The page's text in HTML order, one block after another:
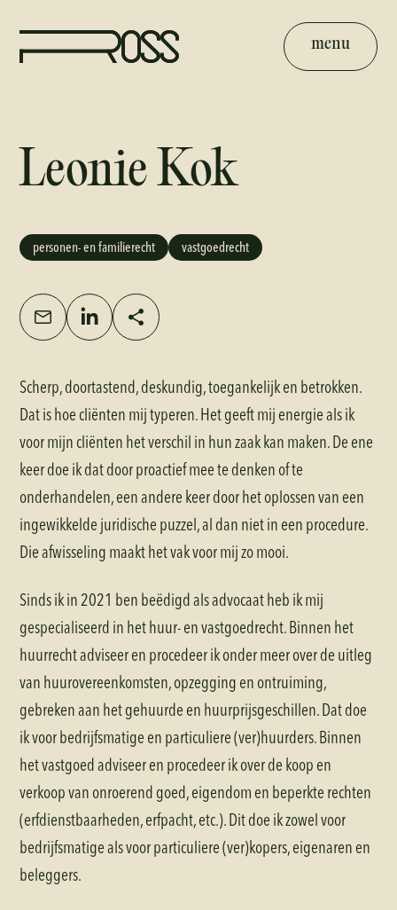
menu
Leonie Kok
personen- en familierecht vastgoedrecht
Scherp, doortastend, deskundig, toegankelijk en betrokken.
Dat is hoe cliënten mij typeren. Het geeft mij energie als ik
voor mijn cliënten het verschil in hun zaak kan maken. De ene
keer doe ik dat door proactief mee te denken of te
onderhandelen, een andere keer door het oplossen van een
ingewikkelde juridische puzzel, al dan niet in een procedure.
Die afwisseling maakt het vak voor mij zo mooi.
Sinds ik in 2021 ben beëdigd als advocaat heb ik mij
gespecialiseerd in het huur- en vastgoedrecht. Binnen het
huurrecht adviseer en procedeer ik onder meer over de uitleg
van huurovereenkomsten, opzegging en ontruiming,
gebreken aan het gehuurde en huurprijsgeschillen. Dat doe
ik voor bedrijfsmatige en particuliere (ver)huurders. Binnen
het vastgoed adviseer en procedeer ik over de koop en
verkoop van onroerend goed, eigendom en beperkte rechten
(erfdienstbaarheden, erfpacht, etc.). Dit doe ik zowel voor
bedrijfsmatige als voor particuliere (ver)kopers, eigenaren en
beleggers.